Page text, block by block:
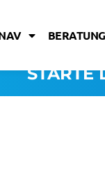
BERATUNG
STARTE